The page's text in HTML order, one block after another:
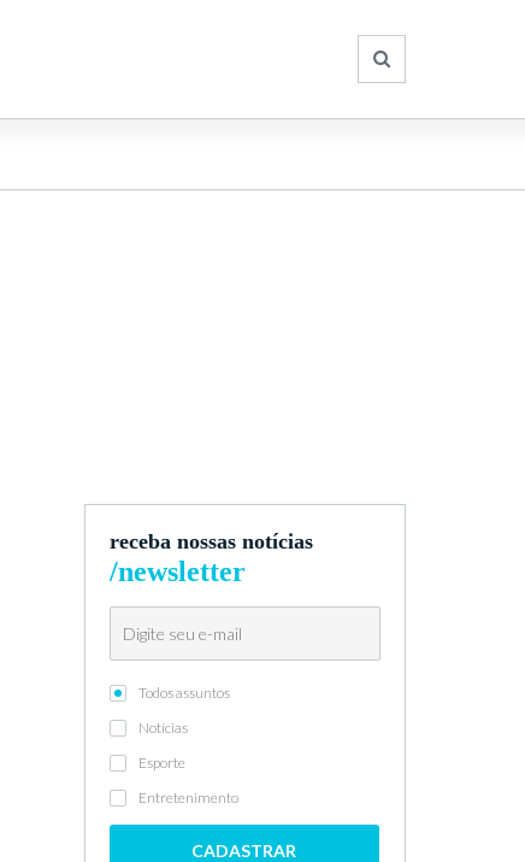
receba nossas notícias
/newsletter
Todos assuntos
Notícias
Esporte
Entretenimento
CADASTRAR